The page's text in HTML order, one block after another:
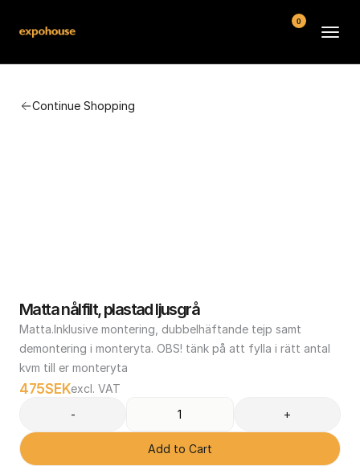
Continue Shopping
Matta nålfilt, plastad ljusgrå
Matta.Inklusive montering, dubbelhäftande tejp samt
demontering i monteryta. OBS! tänk på att fylla i rätt antal
kvm till er monteryta
475SEKexcl. VAT
-
+
Add to Cart
0